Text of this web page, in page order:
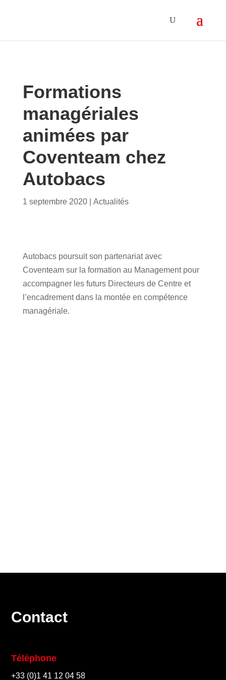
Formations
managériales
animées par
Coventeam chez
Autobacs
1 septembre 2020| Actualités
Autobacs poursuit son partenariat avec
Coventeam sur la formation au Management pour
accompagner les futurs Directeurs de Centre et
l’encadrement dans la montée en compétence
managériale.
Contact
Téléphone
+33 (0)1 41 12 04 58